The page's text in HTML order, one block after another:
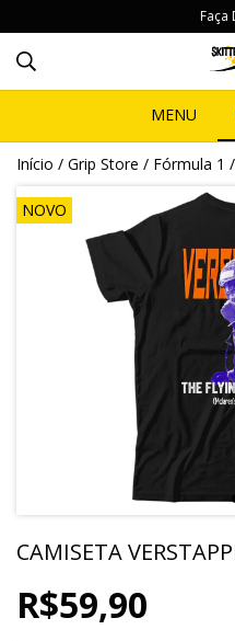
Faça
MENU
Início / Grip Store / Fórmula 1 /
NOVO
CAMISETA
R$59,90